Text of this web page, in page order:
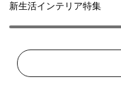
新生活インテリア特集